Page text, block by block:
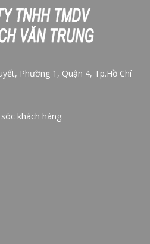
Phường 1, Quận 4, Tp.Hồ Chí
khách hàng: